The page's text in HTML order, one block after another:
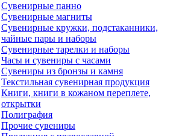
Сувенирные панно
Сувенирные магниты
Сувенирные кружки, подстаканники,
чайные пары и наборы
Сувенирные тарелки и наборы
Часы и сувениры с часами
Сувениры из бронзы и камня
Текстильная сувенирная продукция
Книги, книги в кожаном переплете,
открытки
Полиграфия
Прочие сувениры